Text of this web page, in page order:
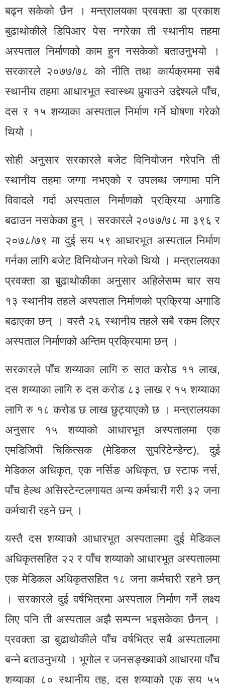
बढ्न सकेको छैन । मन्त्रालयका प्रवक्ता डा प्रकाश
बुढाथोकीले डिपिआर पेस नगरेका ती स्थानीय तहमा
अस्पताल निर्माणको काम हुन नसकेको बताउनुभयो ।
सरकारले २०७७/७८ को नीति तथा कार्यक्रममा सबै
स्थानीय तहमा आधारभूत स्वास्थ्य पुर्‍याउने उद्देश्यले पाँच,
दस र १५ शय्याका अस्पताल निर्माण गर्ने घोषणा गरेको
थियो ।
सोही अनुसार सरकारले बजेट विनियोजन गरेपनि ती
स्थानीय तहमा जग्गा नभएको र उपलब्ध जग्गामा पनि
विवादले गर्दा अस्पताल निर्माणको प्रक्रिया अगाडि
बढाउन नसकेका हुन् । सरकारले २०७७/७८ मा ३९६ र
२०७८/७९ मा दुई सय ५९ आधारभूत अस्पताल निर्माण
गर्नका लागि बजेट विनियोजन गरेको थियो । मन्त्रालयका
प्रवक्ता डा बुढाथोकीका अनुसार अहिलेसम्म चार सय
१३ स्थानीय तहले अस्पताल निर्माणको प्रक्रिया अगाडि
बढाएका छन् । यस्तै २६ स्थानीय तहले सबै रकम लिएर
अस्पताल निर्माणको अन्तिम प्रक्रियामा छन् ।
सरकारले पाँच शय्याका लागि रु सात करोड ११ लाख,
दस शय्याका लागि रु दस करोड ८३ लाख र १५ शय्याका
लागि रु १८ करोड छ लाख छुट्याएको छ । मन्त्रालयका
अनुसार १५ शय्याको आधारभूत अस्पतालमा एक
एमडिजिपी चिकित्सक (मेडिकल सुपरिटेन्डेन्ट), दुई
मेडिकल अधिकृत, एक नर्सिङ अधिकृत, छ स्टाफ नर्स,
पाँच हेल्थ असिस्टेन्टलगायत अन्य कर्मचारी गरी ३२ जना
कर्मचारी रहने छन् ।
यस्तै दस शय्याको आधारभूत अस्पतालमा दुई मेडिकल
अधिकृतसहित २२ र पाँच शय्याको आधारभूत अस्पतालमा
एक मेडिकल अधिकृतसहित १८ जना कर्मचारी रहने छन्
। सरकारले दुई वर्षभित्रमा अस्पताल निर्माण गर्ने लक्ष्य
लिए पनि ती अस्पताल अझै सम्पन्न भइसकेका छैनन् ।
प्रवक्ता डा बुढाथोकीले पाँच वर्षभित्र सबै अस्पतालमा
बन्ने बताउनुभयो । भूगोल र जनसङ्ख्याको आधारमा पाँच
शय्याका ८० स्थानीय तह, दस शय्याको एक सय ५५